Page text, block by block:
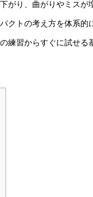
がり、曲がりやミスが
クトの考え方を体系的
練習からすぐに試せる